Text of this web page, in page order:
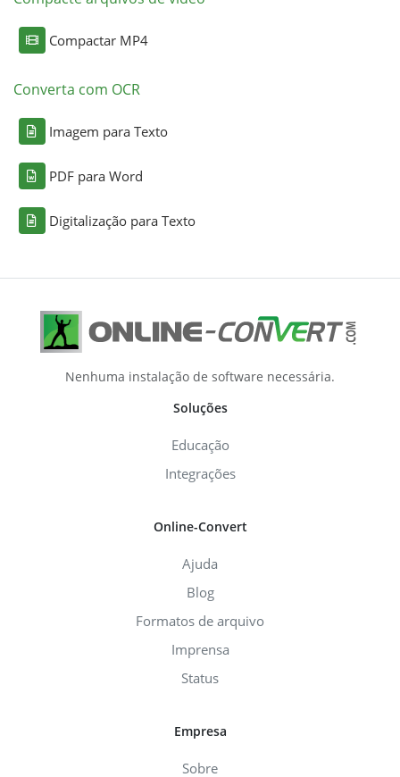
Compactar MP4
Converta com OCR
Imagem para Texto
PDF para Word
Digitalização para Texto
Nenhuma instalação de software necessária.
Soluções
Educação
Integrações
Online-Convert
Ajuda
Blog
Formatos de arquivo
Imprensa
Status
Empresa
Sobre